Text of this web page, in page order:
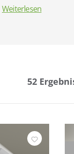
Weiterlesen
52
Farbe